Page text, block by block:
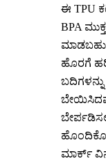
ಈ TPU
BPA
ಹೊರಗೆ
ಬದಿಗಳನ್ನು
ಮಾರ್ಕ್